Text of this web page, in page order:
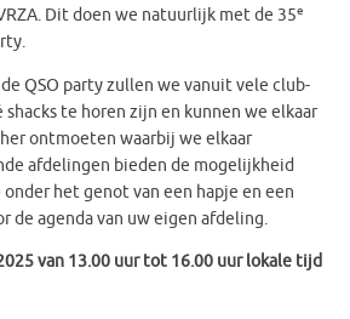
Dit doen we natuurlijk met de 35e
QSO party zullen we vanuit vele club-
shacks te horen zijn en kunnen we elkaar
ontmoeten waarbij we elkaar
afdelingen bieden de mogelijkheid
onder het genot van een hapje en een
de agenda van uw eigen afdeling.
van 13.00 uur tot 16.00 uur lokale tijd